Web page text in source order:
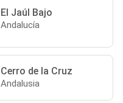
El Jaúl Bajo
Andalucía
Cerro de la Cruz
Andalusia